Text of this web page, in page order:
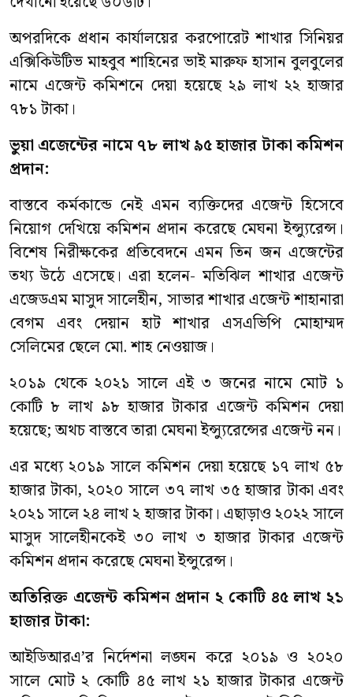
অপরদিকে প্রধান কার্যালয়ের করপোরেট শাখার সিনিয়র
এক্সিকিউটিভ মাহবুব শাহিনের ভাই মারুফ হাসান বুলবুলের
নামে এজেন্ট কমিশনে দেয়া হয়েছে ২৯ লাখ ২২ হাজার
৭৮১ টাকা।
ভুয়া এজেন্টের নামে ৭৮লাখ ৯৫ হাজার টাকা কমিশন
প্রদান:
বাস্তবে কর্মকান্ডে নেই এমন ব্যক্তিদের এজেন্ট হিসেবে
নিয়োগ দেখিয়ে কমিশন প্রদান করেছে মেঘনা ইন্স্যুরেন্স।
বিশেষ নিরীক্ষকের প্রতিবেদনে এমন তিন জন এজেন্টের
তথ্য উঠে এসেছে। এরা হলেন- মতিঝিল শাখার এজেন্ট
এজেডএম মাসুদ সালেহীন, সাভার শাখার এজেন্ট শাহানারা
বেগম এবং দেয়ান হাট শাখার এসএভিপি মোহাম্মদ
সেলিমের ছেলে মো. শাহ নেওয়াজ।
২০১৯ থেকে ২০২১ সালে এই ৩ জনের নামে মোট ১
কোটি ৮ লাখ ৯৮ হাজার টাকার এজেন্ট কমিশন দেয়া
হয়েছে; অথচ বাস্তবে তারা মেঘনা ইন্স্যুরেন্সের এজেন্ট নন।
এর মধ্যে ২০১৯ সালে কমিশন দেয়া হয়েছে ১৭ লাখ ৫৮
হাজার টাকা, ২০২০ সালে ৩৭ লাখ ৩৫ হাজার টাকা এবং
২০২১ সালে ২৪ লাখ ২ হাজার টাকা। এছাড়াও ২০২২ সালে
মাসুদ সালেহীনকেই ৩০ লাখ ৩ হাজার টাকার এজেন্ট
কমিশন প্রদান করেছে মেঘনা ইন্সুরেন্স।
অতিরিক্ত এজেন্টকমিশন প্রদান ২ কোটি ৪৫ লাখ ২১
হাজার টাকা:
আইডিআরএ’র নির্দেশনা লঙ্ঘন করে ২০১৯ ও ২০২০
সালে মোট ২ কোটি ৪৫ লাখ ২১ হাজার টাকার এজেন্ট